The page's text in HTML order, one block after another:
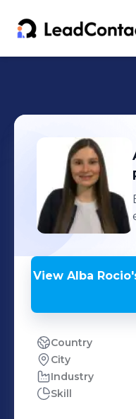
View Alba Rocio
Country
City
Industry
Skill